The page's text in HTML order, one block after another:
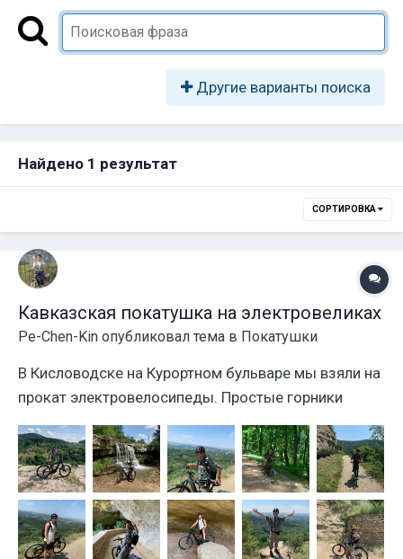
Другие варианты поиска
Найдено 1 результат
СОРТИРОВКА
Кавказская покатушка на электровеликах
Pe-Chen-Kin опубликовал тема в Покатушки
В Кисловодске на Курортном бульваре мы взяли на
прокат электровелосипеды. Простые горники
стоят 400 р в час, двухподвесные электро - 1000,
одноподвесные - 700. Но! Аренда свыше 3-х часов
считается суточной и за дополнительные 100
рублей можно кататься весь день. Поэтому,
заплатив по 2200 р. мы гонял...